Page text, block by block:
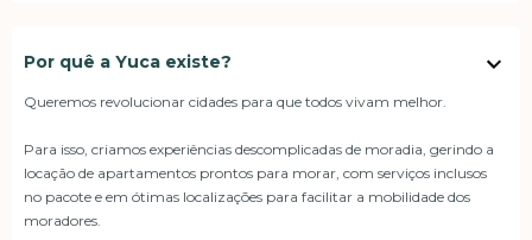
Por quê a Yuca existe?
Queremos revolucionar cidades para que todos vivam melhor.
Para isso, criamos experiências descomplicadas de moradia, gerindo a
locação de apartamentos prontos para morar, com serviços inclusos
no pacote e em ótimas localizações para facilitar a mobilidade dos
moradores.